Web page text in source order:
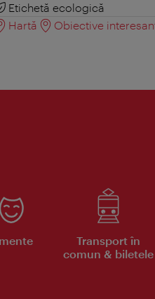
Etichetă ecologică
Hartă
Obiective
Transport în
comun & biletele